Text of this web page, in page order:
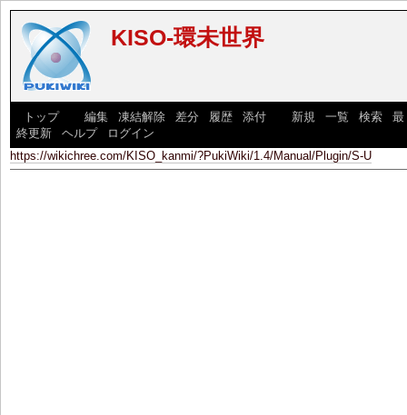
KISO-環未世界
トップ] [ 編集| 凍結解除| 差分 履歴| 添付] [ 新規 一覧 検索| 最
終更新| ヘルプ| ログイン
https://wikichree.com/KISO_kanmi/?PukiWiki/1.4/Manual/Plugin/S-U